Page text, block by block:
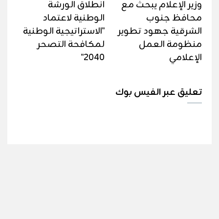
وزير الإعلام يبحث مع
محافظ جنوب
الشرقية جهود تطوير
منظومة العمل
الإعلامي
انطلاق الورشة
الوطنية لاعتماد
"الاستراتيجية الوطنية
لمكافحة التصحر
2040"
تعليق عبر الفيس بوك